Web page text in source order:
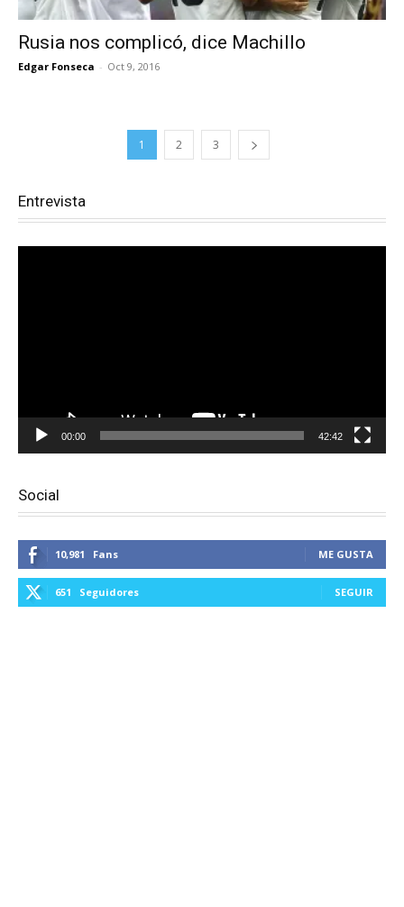
Rusia nos complicó, dice Machillo
Edgar Fonseca - Oct 9, 2016
1 2 3
Entrevista
00:00 42:42
Social
10,981 Fans ME GUSTA
651 Seguidores SEGUIR